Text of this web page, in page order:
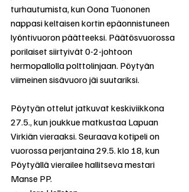
turhautumista, kun Oona Tuononen
nappasi keltaisen kortin epäonnistuneen
lyöntivuoron päätteeksi. Päätösvuorossa
porilaiset siirtyivät 0-2-johtoon
hermopallolla polttolinjaan. Pöytyän
viimeinen sisävuoro jäi suutariksi.
Pöytyän ottelut jatkuvat keskiviikkona
27.5., kun joukkue matkustaa Lapuan
Virkiän vieraaksi. Seuraava kotipeli on
vuorossa perjantaina 29.5. klo 18, kun
Pöytyällä vierailee hallitseva mestari
Manse PP.